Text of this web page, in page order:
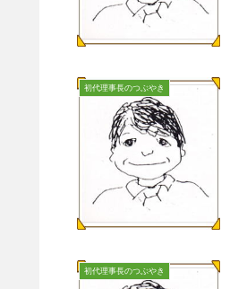
初代理事長のつぶやき
初代理事長のつぶやき